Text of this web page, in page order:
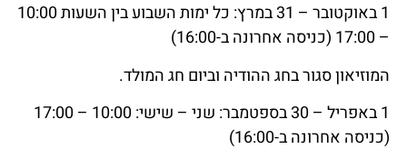
1 באוקטובר – 31 במרץ: כל ימות השבוע בין השעות 10:00
– 17:00 (כניסה אחרונה ב-16:00)
המוזיאון סגור בחג ההודיה וביום חג המולד.
1 באפריל – 30 בספטמבר:
שני – שישי: 10:00 – 17:00
(כניסה אחרונה ב-16:00)